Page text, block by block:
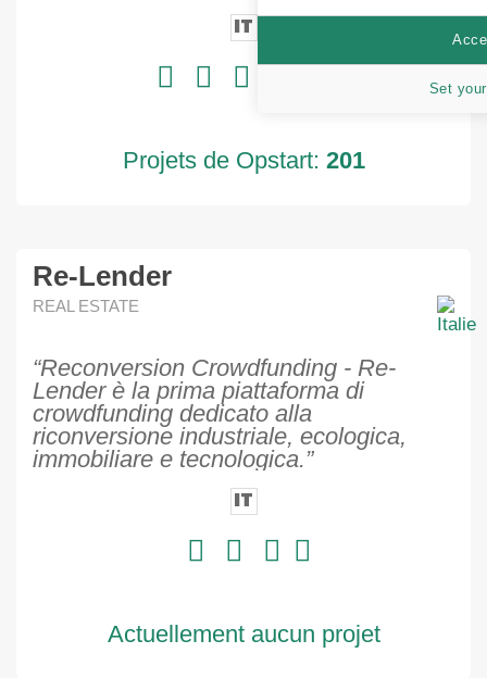
IT
Projets de Opstart: 201
Re-Lender
REAL ESTATE
“Reconversion Crowdfunding - Re-
Lender è la prima piattaforma di
crowdfunding dedicato alla
riconversione industriale, ecologica,
immobiliare e tecnologica.”
IT
Actuellement aucun projet
Set